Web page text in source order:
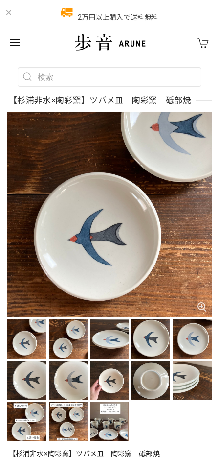
2万円以上購入で送料無料
【杉浦非水×陶彩窯】ツバメ皿 陶彩窯 砥部焼
【杉浦非水×陶彩窯】ツバメ皿 陶彩窯 砥部焼